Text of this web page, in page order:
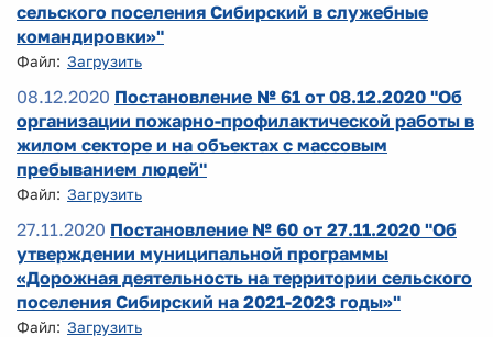
сельского поселения Сибирский в служебные
командировки»"
Файл: Загрузить
08.12.2020 Постановление № 61 от 08.12.2020 "Об
организации пожарно-профилактической работы в
жилом секторе и на объектах с массовым
пребыванием людей"
Файл: Загрузить
27.11.2020 Постановление № 60 от 27.11.2020 "Об
утверждении муниципальной программы
«Дорожная деятельность на территории сельского
поселения Сибирский на 2021-2023 годы»"
Файл: Загрузить